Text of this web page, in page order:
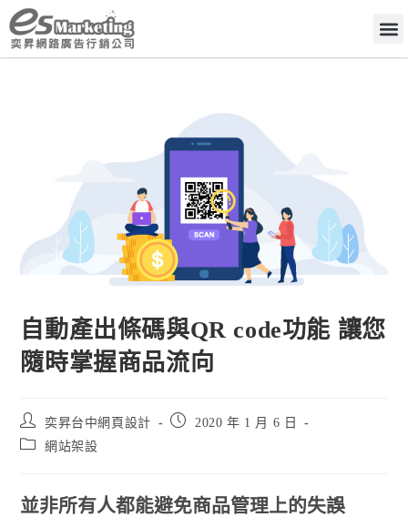
自動產出條碼與QR code功能 讓您
隨時掌握商品流向
奕昇台中網頁設計
2020 年 1 月 6 日
網站架設
並非所有人都能避免商品管理上的失誤